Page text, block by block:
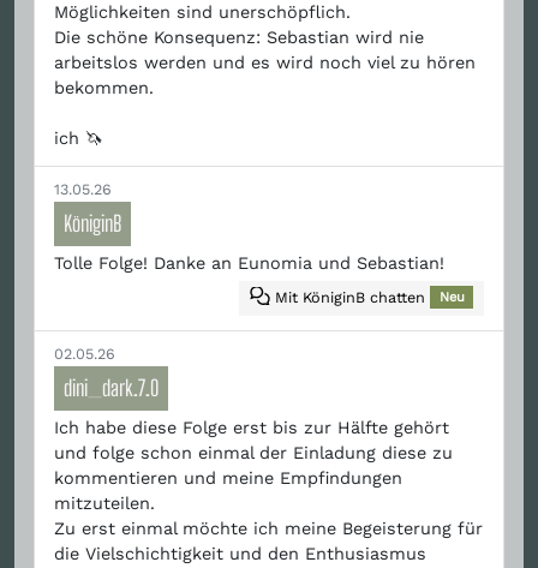
Möglichkeiten sind unerschöpflich.
Die schöne Konsequenz: Sebastian wird nie
arbeitslos werden und es wird noch viel zu hören
bekommen.
ich 🦄
13.05.26
KöniginB
Tolle Folge! Danke an Eunomia und Sebastian!
Mit KöniginB chatten Neu
02.05.26
dini_dark.7.0
Ich habe diese Folge erst bis zur Hälfte gehört
und folge schon einmal der Einladung diese zu
kommentieren und meine Empfindungen
mitzuteilen.
Zu erst einmal möchte ich meine Begeisterung für
die Vielschichtigkeit und den Enthusiasmus